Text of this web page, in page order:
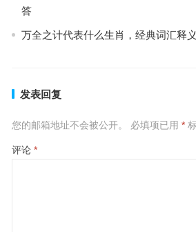
答
万全之计代表什么生肖，经典词汇释
发表回复
您的邮箱地址不会被公开。 必填项已用 *
评论 *